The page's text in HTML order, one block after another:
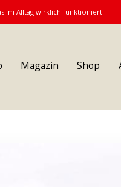
im Alltag wirklich funktioniert.
Magazin Shop